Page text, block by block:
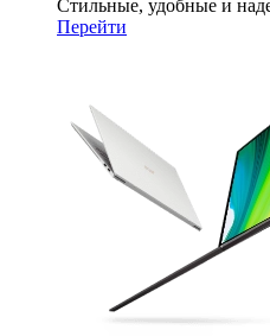
Стильные, удобные и
Перейти